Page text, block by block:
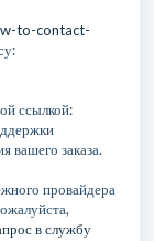
to-contact-
ссылкой:
вашего заказа.
провайдера
в службу